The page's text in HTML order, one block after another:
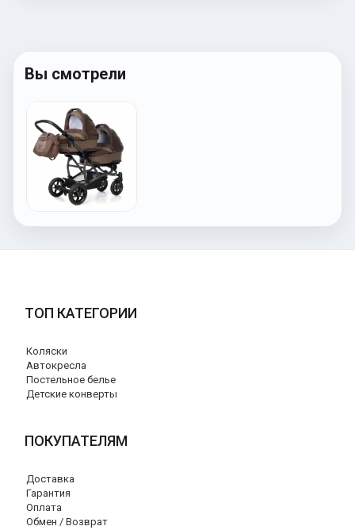
Вы смотрели
ТОП КАТЕГОРИИ
Коляски
Автокресла
Постельное белье
Детские конверты
ПОКУПАТЕЛЯМ
Доставка
Гарантия
Оплата
Обмен / Возврат